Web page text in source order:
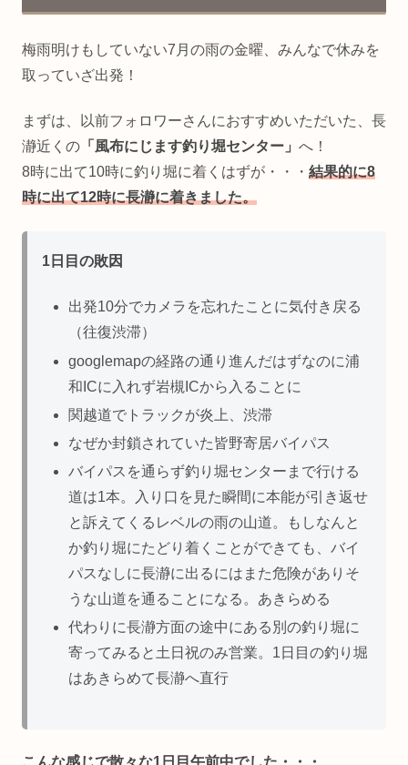
梅雨明けもしていない7月の雨の金曜、みんなで休みを
取っていざ出発！
まずは、以前フォロワーさんにおすすめいただいた、長
瀞近くの 「風布にじます釣り堀センター」 へ！
8時に出て10時に釣り堀に着くはずが・・・ 結果的に8
時に出て12時に長瀞に着きました。
1日目の敗因
出発10分でカメラを忘れたことに気付き戻る
（往復渋滞）
googlemapの経路の通り進んだはずなのに浦
和ICに入れず岩槻ICから入ることに
関越道でトラックが炎上、渋滞
なぜか封鎖されていた皆野寄居バイパス
バイパスを通らず釣り堀センターまで行ける
道は1本。入り口を見た瞬間に本能が引き返せ
と訴えてくるレベルの雨の山道。もしなんと
か釣り堀にたどり着くことができても、バイ
パスなしに長瀞に出るにはまた危険がありそ
うな山道を通ることになる。あきらめる
代わりに長瀞方面の途中にある別の釣り堀に
寄ってみると土日祝のみ営業。1日目の釣り堀
はあきらめて長瀞へ直行